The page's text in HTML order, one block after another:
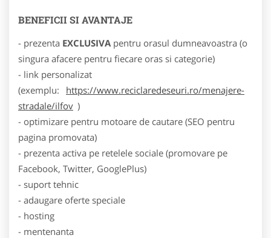
BENEFICII SI AVANTAJE
- prezenta EXCLUSIVA pentru orasul dumneavoastra (o
singura afacere pentru fiecare oras si categorie)
- link personalizat
(exemplu:
https://www.reciclaredeseuri.ro/menajere-
stradale/ilfov )
- optimizare pentru motoare de cautare (SEO pentru
pagina promovata)
- prezenta activa pe retelele sociale (promovare pe
Facebook, Twitter, GooglePlus)
- suport tehnic
- adaugare oferte speciale
- hosting
- mentenanta